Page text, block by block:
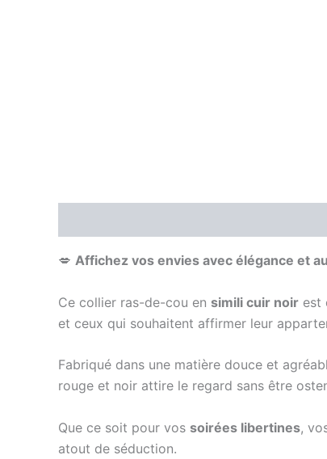
💋 Affichez vos envies avec élégance et
Ce collier ras-de-cou en simili cuir noir est
et ceux qui souhaitent affirmer leur
Fabriqué dans une matière douce et
rouge et noir attire le regard sans être
Que ce soit pour vos soirées libertines,
atout de séduction.